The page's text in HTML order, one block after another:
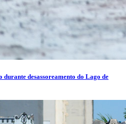
desassoreamento do Lago de